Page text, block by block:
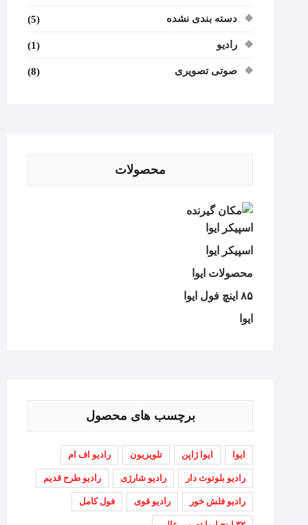
دسته بندی نشده (5)
رادیو (1)
صوتی تصویری (8)
محصولات
اسپیکر ایوا
اسپیکر ایوا
محصولات ایوا
۸۵ اینچ فول ایوا
ایوا
برچسب های محصول
ایوا ایوا ژاپن تلویزیون رادیو اف ام
رادیو بلوتوث دار رادیو شارژی رادیو طرح قدیم
رادیو فلش خور رادیو قوی فول کامل